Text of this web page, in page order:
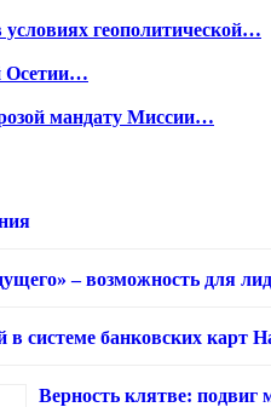
геополитической…
Осетии…
мандату Миссии…
– возможность для
в системе банковских карт
Верность клятве: подвиг